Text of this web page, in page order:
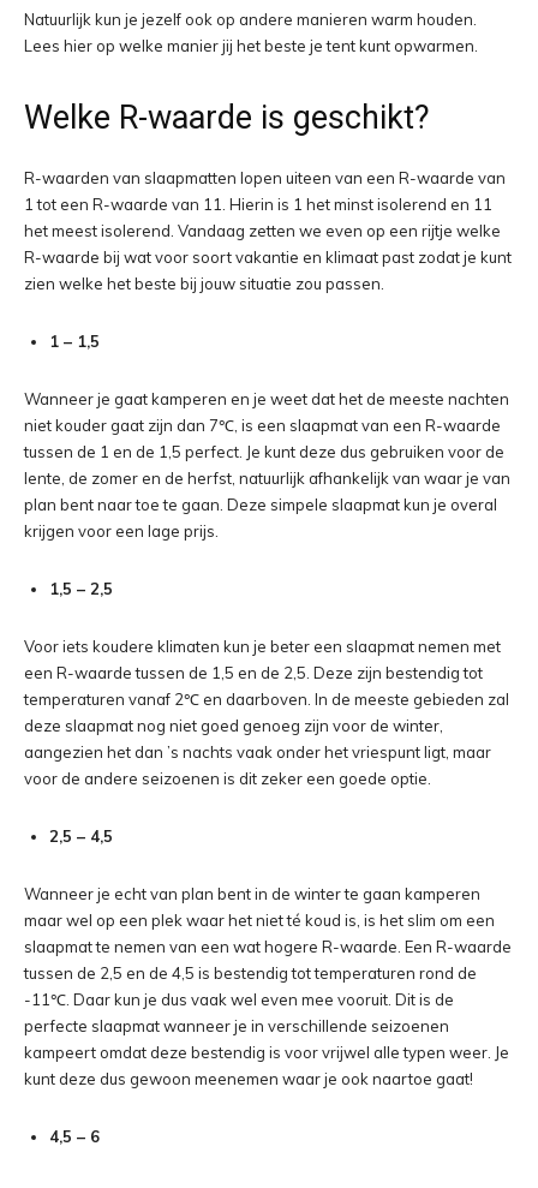
Natuurlijk kun je jezelf ook op andere manieren warm houden.
Lees hier op welke manier jij het beste je tent kunt opwarmen.
Welke R-waarde is geschikt?
R-waarden van slaapmatten lopen uiteen van een R-waarde van
1 tot een R-waarde van 11. Hierin is 1 het minst isolerend en 11
het meest isolerend. Vandaag zetten we even op een rijtje welke
R-waarde bij wat voor soort vakantie en klimaat past zodat je kunt
zien welke het beste bij jouw situatie zou passen.
1 – 1,5
Wanneer je gaat kamperen en je weet dat het de meeste nachten
niet kouder gaat zijn dan 7℃, is een slaapmat van een R-waarde
tussen de 1 en de 1,5 perfect. Je kunt deze dus gebruiken voor de
lente, de zomer en de herfst, natuurlijk afhankelijk van waar je van
plan bent naar toe te gaan. Deze simpele slaapmat kun je overal
krijgen voor een lage prijs.
1,5 – 2,5
Voor iets koudere klimaten kun je beter een slaapmat nemen met
een R-waarde tussen de 1,5 en de 2,5. Deze zijn bestendig tot
temperaturen vanaf 2℃ en daarboven. In de meeste gebieden zal
deze slaapmat nog niet goed genoeg zijn voor de winter,
aangezien het dan ’s nachts vaak onder het vriespunt ligt, maar
voor de andere seizoenen is dit zeker een goede optie.
2,5 – 4,5
Wanneer je echt van plan bent in de winter te gaan kamperen
maar wel op een plek waar het niet té koud is, is het slim om een
slaapmat te nemen van een wat hogere R-waarde. Een R-waarde
tussen de 2,5 en de 4,5 is bestendig tot temperaturen rond de
-11℃. Daar kun je dus vaak wel even mee vooruit. Dit is de
perfecte slaapmat wanneer je in verschillende seizoenen
kampeert omdat deze bestendig is voor vrijwel alle typen weer. Je
kunt deze dus gewoon meenemen waar je ook naartoe gaat!
4,5 – 6